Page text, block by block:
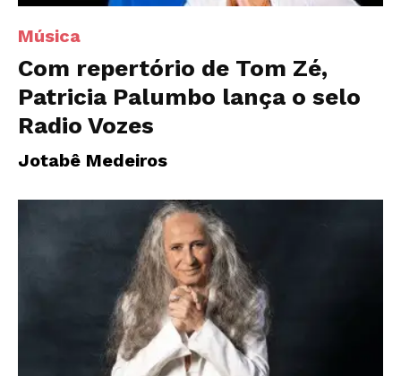
Música
Com repertório de Tom Zé,
Patricia Palumbo lança o selo
Radio Vozes
Jotabê Medeiros